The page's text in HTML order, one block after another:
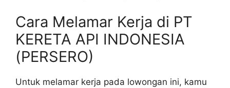
Cara Melamar Kerja di PT
KERETA API INDONESIA
(PERSERO)
Untuk melamar kerja pada lowongan ini, kamu